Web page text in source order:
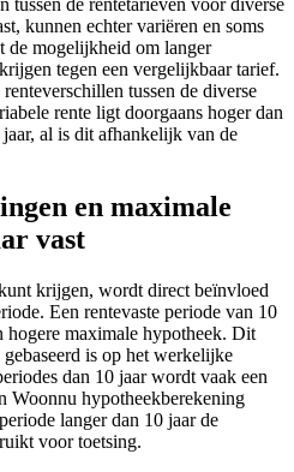
tussen de rentetarieven voor diverse
kunnen echter variëren en soms
mogelijkheid om langer
tegen een vergelijkbaar tarief.
tussen de diverse
rente ligt doorgaans hoger dan
al is dit afhankelijk van de
en maximale
vast
krijgen, wordt direct beïnvloed
Een rentevaste periode van 10
hogere maximale hypotheek. Dit
is op het werkelijke
dan 10 jaar wordt vaak een
Woonnu hypotheekberekening
langer dan 10 jaar de
voor toetsing.